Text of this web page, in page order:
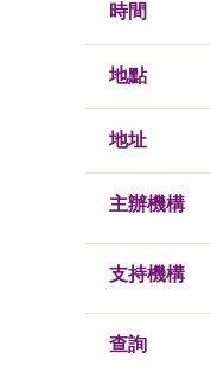
時間
地點
地址
主辦機構
支持機構
查詢